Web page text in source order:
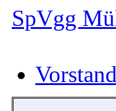
SpVgg
Vorstand